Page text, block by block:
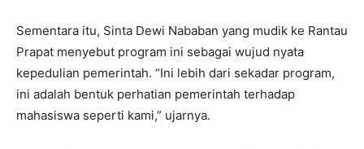
Sementara itu, Sinta Dewi Nababan yang mudik ke Rantau
Prapat menyebut program ini sebagai wujud nyata
kepedulian pemerintah. “Ini lebih dari sekadar program,
ini adalah bentuk perhatian pemerintah terhadap
mahasiswa seperti kami,” ujarnya.